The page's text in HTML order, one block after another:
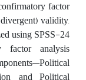
factor
validity,
using SPSS-24
factor analysis